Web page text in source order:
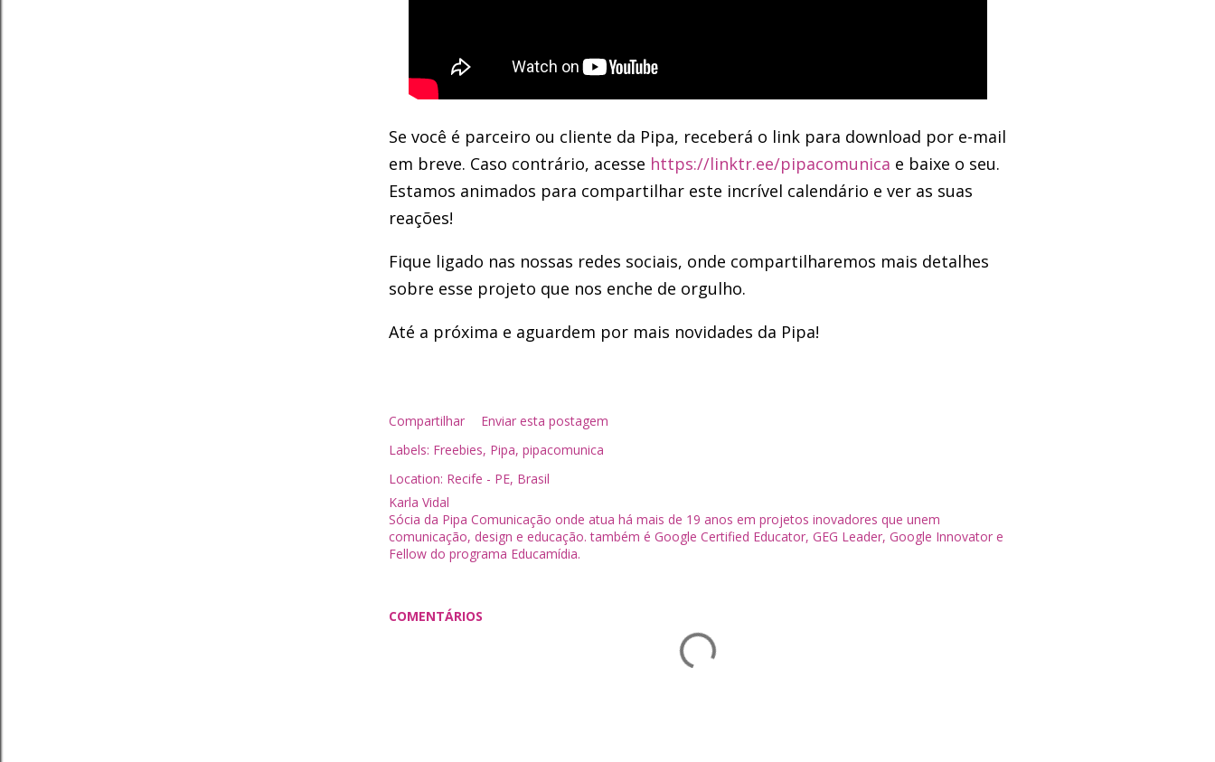
Se você é parceiro ou cliente da Pipa, receberá o link para download por e-mail
em breve. Caso contrário, acesse https://linktr.ee/pipacomunica e baixe o seu.
Estamos animados para compartilhar este incrível calendário e ver as suas
reações!
Fique ligado nas nossas redes sociais, onde compartilharemos mais detalhes
sobre esse projeto que nos enche de orgulho.
Até a próxima e aguardem por mais novidades da Pipa!
Compartilhar
Enviar esta postagem
Labels: Freebies Pipa pipacomunica
Location: Recife - PE, Brasil
Karla Vidal
Sócia da Pipa Comunicação onde atua há mais de 19 anos em projetos inovadores que unem
comunicação, design e educação. também é Google Certified Educator, GEG Leader, Google Innovator e
Fellow do programa Educamídia.
COMENTÁRIOS